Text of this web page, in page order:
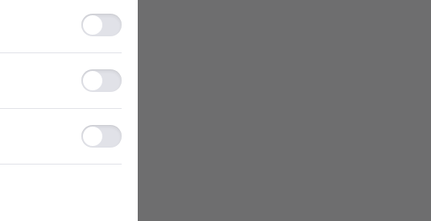
Functionality
storage
Statistics
storage
Ad
storage